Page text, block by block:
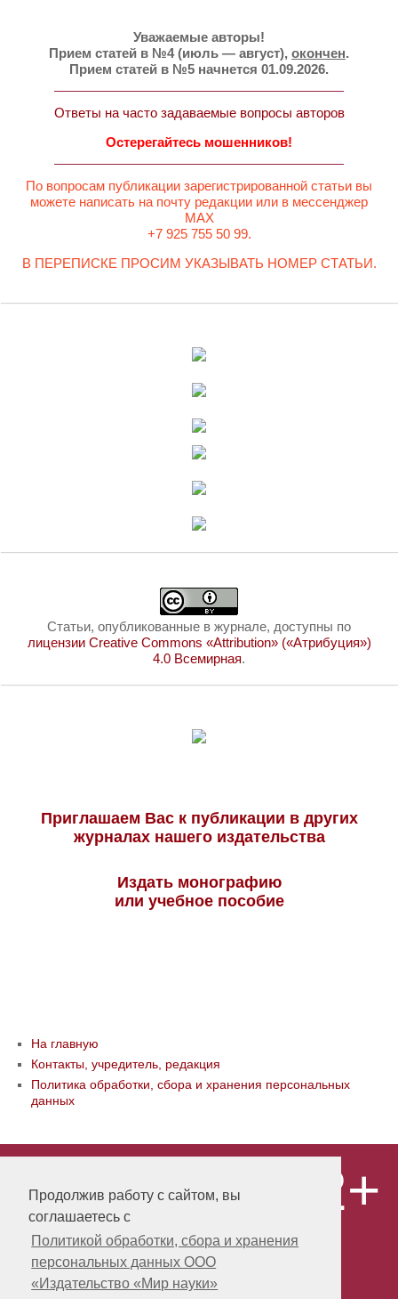
Продолжив работу с сайтом, вы
соглашаетесь с
Политикой обработки, сбора и хранения
персональных данных ООО
«Издательство «Мир науки»
Уважаемые авторы!
Прием статей в №4 (июль — август), окончен.
Прием статей в №5 начнется 01.09.2026.
Ответы на часто задаваемые вопросы авторов
Остерегайтесь мошенников!
По вопросам публикации зарегистрированной статьи вы
можете написать на почту редакции или в мессенджер
MAX
+7 925 755 50 99.
В ПЕРЕПИСКЕ ПРОСИМ УКАЗЫВАТЬ НОМЕР СТАТЬИ.
Статьи, опубликованные в журнале, доступны по
лицензии Creative Commons «Attribution» («Атрибуция»)
4.0 Всемирная.
Приглашаем Вас к публикации в других
журналах нашего издательства
Издать монографию
или учебное пособие
На главную
Контакты, учредитель, редакция
Политика обработки, сбора и хранения персональных
данных
«Publishing company «World of science»,
LLC Материалы, размещенные на сайте,
охраняются Законом о защите авторских
прав. Публикация любых материалов
этого сайта запрещена без
предварительного согласования с
издательством. Авторские права на
12+